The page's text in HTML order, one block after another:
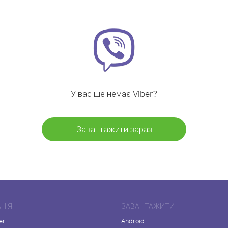
У вас ще немає Viber?
Завантажити зараз
ЗАВАНТАЖИТИ
Android